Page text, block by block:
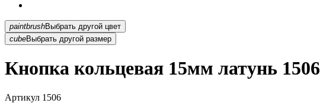
paintbrush
Выбрать другой цвет
cubeВыбрать другой размер
Кнопка кольцевая 15мм латунь 1506
Артикул 1506